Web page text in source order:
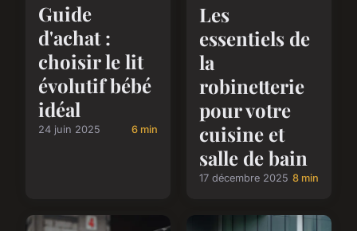
Guide
d'achat :
choisir le lit
évolutif bébé
idéal
24 juin 2025 6 min
Les
essentiels de
la
robinetterie
pour votre
cuisine et
salle de bain
17 décembre 2025 8 min